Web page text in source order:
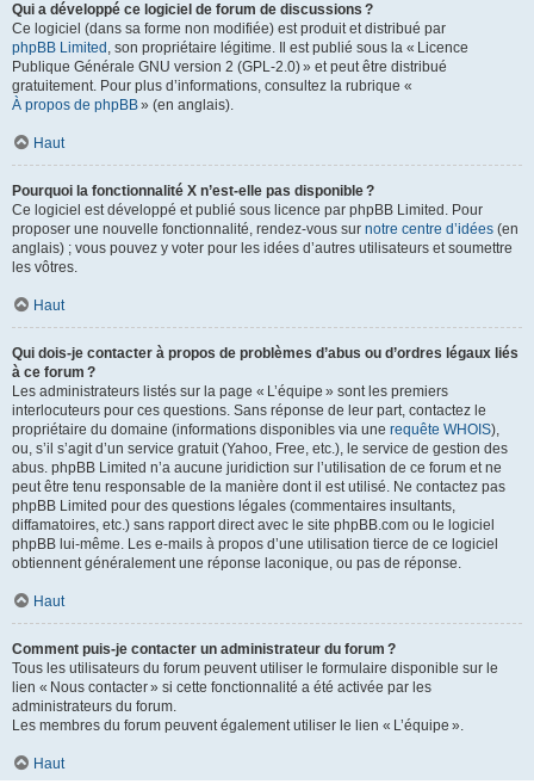
Qui a développé ce logiciel de forum de discussions ?
Ce logiciel (dans sa forme non modifiée) est produit et distribué par
phpBB Limited , son propriétaire légitime. Il est publié sous la « Licence
Publique Générale GNU version 2 (GPL-2.0) » et peut être distribué
gratuitement. Pour plus d’informations, consultez la rubrique «
À propos de phpBB» (en anglais).
Haut
Pourquoi la fonctionnalité X n’est-elle pas disponible ?
Ce logiciel est développé et publié sous licence par phpBB Limited. Pour
proposer une nouvelle fonctionnalité, rendez-vous sur notre centre d’idées (en
anglais) ; vous pouvez y voter pour les idées d’autres utilisateurs et soumettre
les vôtres.
Haut
Qui dois-je contacter à propos de problèmes d’abus ou d’ordres légaux liés
à ce forum ?
Les administrateurs listés sur la page « L’équipe » sont les premiers
interlocuteurs pour ces questions. Sans réponse de leur part, contactez le
propriétaire du domaine (informations disponibles via une requête WHOIS),
ou, s’il s’agit d’un service gratuit (Yahoo, Free, etc.), le service de gestion des
abus. phpBB Limited n’a aucune juridiction sur l’utilisation de ce forum et ne
peut être tenu responsable de la manière dont il est utilisé. Ne contactez pas
phpBB Limited pour des questions légales (commentaires insultants,
diffamatoires, etc.) sans rapport direct avec le site phpBB.com ou le logiciel
phpBB lui-même. Les e-mails à propos d’une utilisation tierce de ce logiciel
obtiennent généralement une réponse laconique, ou pas de réponse.
Haut
Comment puis-je contacter un administrateur du forum ?
Tous les utilisateurs du forum peuvent utiliser le formulaire disponible sur le
lien « Nous contacter » si cette fonctionnalité a été activée par les
administrateurs du forum.
Les membres du forum peuvent également utiliser le lien « L’équipe ».
Haut